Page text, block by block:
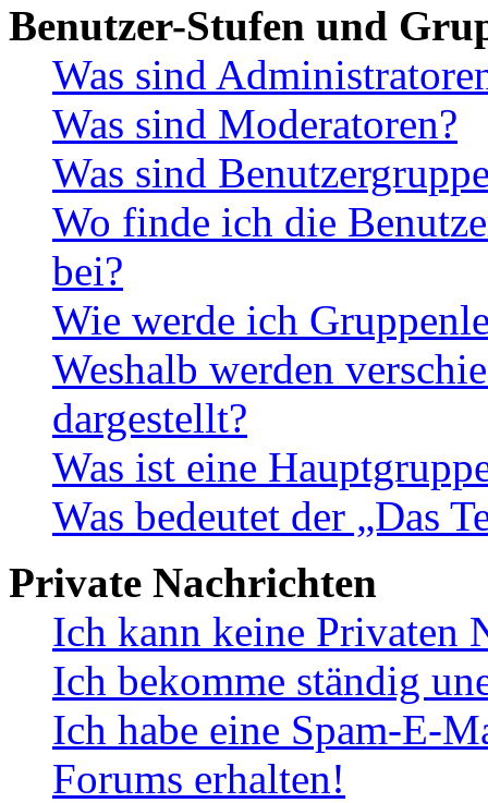
Benutzer-Stufen und
Was sind
Was sind Moderatoren?
Was sind
Wo finde ich die
bei?
Wie werde ich
Weshalb werden
dargestellt?
Was ist eine
Was bedeutet der „Das
Private Nachrichten
Ich kann keine Privaten
Ich bekomme ständig
Ich habe eine Spam-E-
Forums erhalten!